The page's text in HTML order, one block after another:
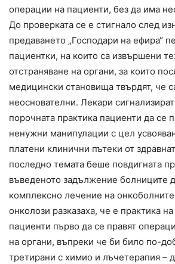
операции на пациенти, без да има
До проверката се е стигнало след
предаването „Господари на ефира“
пациентки, на които са извършени
отстраняване на органи, за които
медицински становища твърдят, че
неоснователни. Лекари
порочната практика пациенти да се
ненужни манипулации с цел
платени клинични пътеки от
последно темата беше повдигната
въведеното задължение болниците
комплексно лечение на
онколози разказаха, че е практика
пациенти първо да се правят
на органи, въпреки че би било по-
третирани с химио и лъчетерапия –